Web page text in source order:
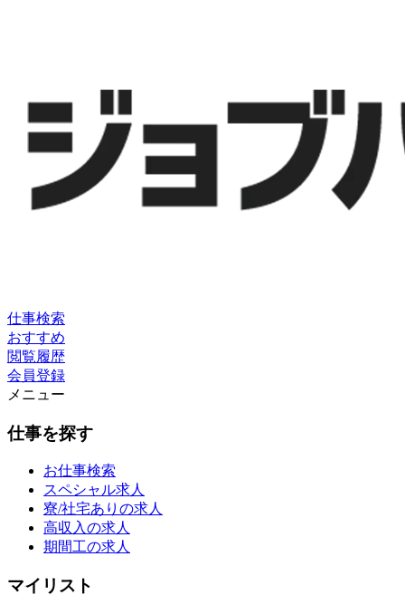
仕事検索
おすすめ
閲覧履歴
会員登録
メニュー
仕事を探す
お仕事検索
スペシャル求人
寮/社宅ありの求人
高収入の求人
期間工の求人
マイリスト